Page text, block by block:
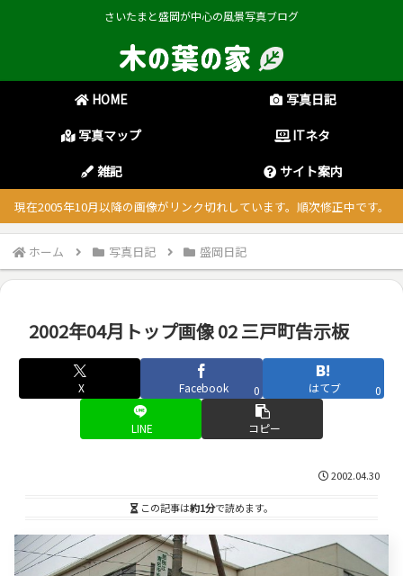
さいたまと盛岡が中心の風景写真ブログ
HOME
写真日記
写真マップ
ITネタ
雑記
サイト案内
現在2005年10月以降の画像がリンク切れしています。順次修正中です。
ホーム 写真日記 盛岡日記
2002年04月トップ画像 02 三戸町告示板
X Facebook 0 はてブ 0
LINE コピー
2002.04.30
この記事は約1分で読めます。